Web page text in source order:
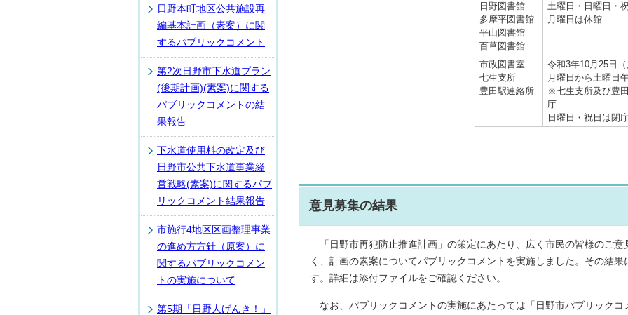
日野図書館
多摩平図書館
平山図書館
百草図書館
土曜日・日曜日・
月曜日は休館
市政図書室
七生支所
豊田駅連絡所
令和3年10月25日
月曜日から土曜日
※七生支所及び豊
庁
日曜日・祝日は閉
意見募集の結果
「日野市再犯防止推進計画」の策定にあたり、広く市民の皆様のご意
く、計画の素案についてパブリックコメントを実施しました。その結
す。詳細は添付ファイルをご確認ください。
なお、パブリックコメントの実施にあたっては「日野市パブリックコ
日野本町地区公共施設再
編基本計画（素案）に関
するパブリックコメント
第2次日野市下水道プラン
(後期計画)(素案)に関する
パブリックコメントの結
果報告
下水道使用料の改定及び
日野市公共下水道事業経
営戦略(素案)に関するパブ
リックコメント結果報告
市施行4地区区画整理事業
の進め方方針（原案）に
関するパブリックコメン
トの実施について
第5期「日野人げんき！」